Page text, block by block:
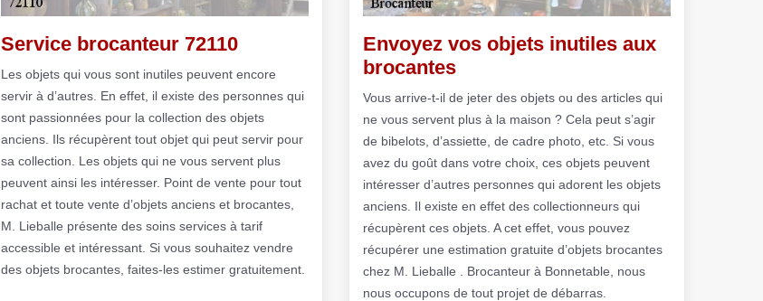
Service brocanteur 72110
Les objets qui vous sont inutiles peuvent encore
servir à d’autres. En effet, il existe des personnes qui
sont passionnées pour la collection des objets
anciens. Ils récupèrent tout objet qui peut servir pour
sa collection. Les objets qui ne vous servent plus
peuvent ainsi les intéresser. Point de vente pour tout
rachat et toute vente d’objets anciens et brocantes,
M. Lieballe présente des soins services à tarif
accessible et intéressant. Si vous souhaitez vendre
des objets brocantes, faites-les estimer gratuitement.
Envoyez vos objets inutiles aux
brocantes
Vous arrive-t-il de jeter des objets ou des articles qui
ne vous servent plus à la maison ? Cela peut s’agir
de bibelots, d’assiette, de cadre photo, etc. Si vous
avez du goût dans votre choix, ces objets peuvent
intéresser d’autres personnes qui adorent les objets
anciens. Il existe en effet des collectionneurs qui
récupèrent ces objets. A cet effet, vous pouvez
récupérer une estimation gratuite d’objets brocantes
chez M. Lieballe . Brocanteur à Bonnetable, nous
nous occupons de tout projet de débarras.